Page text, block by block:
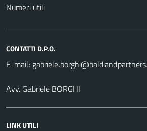
Numeri utili
CONTATTI D.P.O.
E-mail:
Avv. Gabriele BORGHI
LINK UTILI